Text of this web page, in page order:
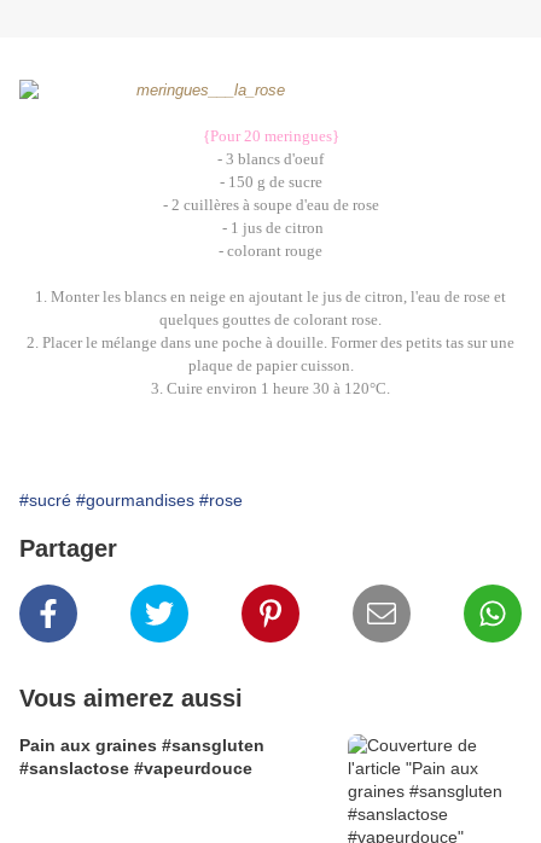
{Pour 20 meringues}
- 3 blancs d'oeuf
- 150 g de sucre
- 2 cuillères à soupe d'eau de rose
- 1 jus de citron
- colorant rouge
1. Monter les blancs en neige en ajoutant le jus de citron, l'eau de rose et
quelques gouttes de colorant rose.
2. Placer le mélange dans une poche à douille. Former des petits tas sur une
plaque de papier cuisson.
3. Cuire environ 1 heure 30 à 120°C.
#sucré #gourmandises #rose
Partager
Vous aimerez aussi
Pain aux graines #sansgluten
#sanslactose #vapeurdouce